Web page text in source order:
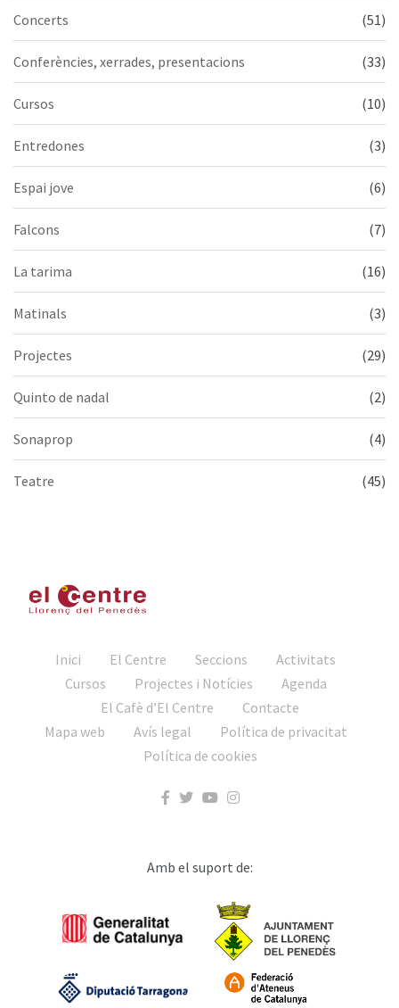
Concerts (51)
Conferències, xerrades, presentacions (33)
Cursos (10)
Entredones (3)
Espai jove (6)
Falcons (7)
La tarima (16)
Matinals (3)
Projectes (29)
Quinto de nadal (2)
Sonaprop (4)
Teatre (45)
Inici El Centre Seccions
Activitats
Cursos
Projectes i Notícies
Agenda
El Cafè d’El Centre
Contacte
Mapa web
Avís legal
Política de privacitat
Política de cookies
Amb el suport de: